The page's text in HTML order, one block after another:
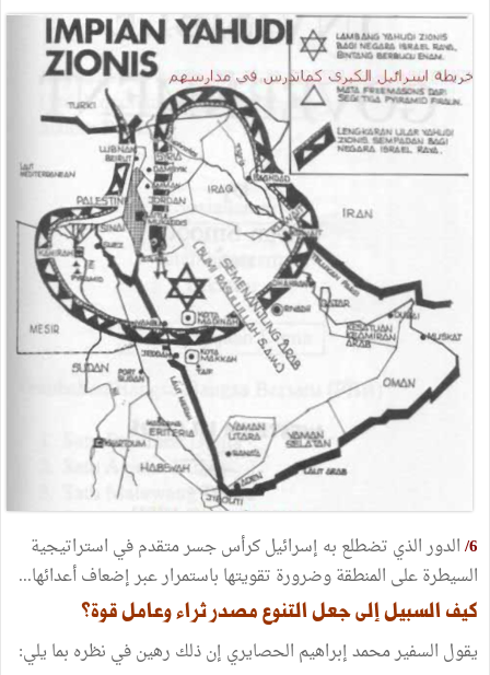
6/ الدور الذي تضطلع به إسرائيل كرأس جسر متقدم في استراتيجية
السيطرة على المنطقة وضرورة تقويتها باستمرار عبر إضعاف أعدائها...
كيف السبيل إلى جعل التنوع مصدر ثراء وعامل قوة؟
يقول السفير محمد إبراهيم الحصايري إن ذلك رهين في نظره بما يلي: